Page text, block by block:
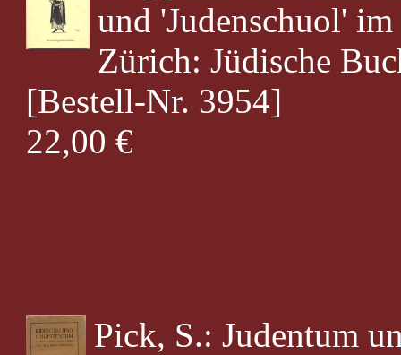
und 'Judenschuol'
Zürich: Jüdische
[Bestell-Nr. 3954]
22,00 €
Pick, S.: Judentum